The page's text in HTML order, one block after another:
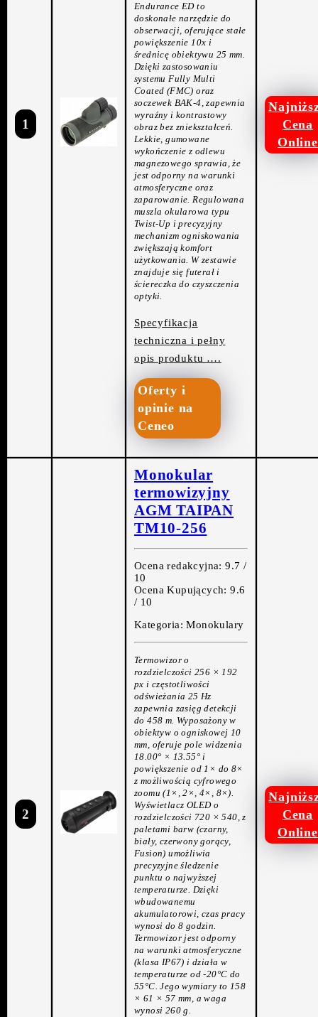
1
Endurance ED to
doskonałe narzędzie do
obserwacji, oferujące stałe
powiększenie 10x i
średnicę obiektywu 25 mm.
Dzięki zastosowaniu
systemu Fully Multi
Coated (FMC) oraz
soczewek BAK-4, zapewnia
wyraźny i kontrastowy
obraz bez zniekształceń.
Lekkie, gumowane
wykończenie z odlewu
magnezowego sprawia, że
jest odporny na warunki
atmosferyczne oraz
zaparowanie. Regulowana
muszla okularowa typu
Twist-Up i precyzyjny
mechanizm ogniskowania
zwiększają komfort
użytkowania. W zestawie
znajduje się futerał i
ściereczka do czyszczenia
optyki.
Specyfikacja
techniczna i pełny
opis produktu ….
Oferty i
opinie na
Ceneo
Cena
Online
2
Monokular
termowizyjny
AGM TAIPAN
TM10-256
Ocena redakcyjna: 9.7 /
10
Ocena Kupujących: 9.6
/ 10
Kategoria: Monokulary
Termowizor o
rozdzielczości 256 × 192
px i częstotliwości
odświeżania 25 Hz
zapewnia zasięg detekcji
do 458 m. Wyposażony w
obiektyw o ogniskowej 10
mm, oferuje pole widzenia
18.00° × 13.55° i
powiększenie od 1× do 8×
z możliwością cyfrowego
zoomu (1×, 2×, 4×, 8×).
Wyświetlacz OLED o
rozdzielczości 720 × 540, z
paletami barw (czarny,
biały, czerwony gorący,
Fusion) umożliwia
precyzyjne śledzenie
punktu o najwyższej
temperaturze. Dzięki
wbudowanemu
akumulatorowi, czas pracy
wynosi do 8 godzin.
Termowizor jest odporny
na warunki atmosferyczne
(klasa IP67) i działa w
temperaturze od -20°C do
55°C. Jego wymiary to 158
× 61 × 57 mm, a waga
wynosi 260 g.
Cena
Online